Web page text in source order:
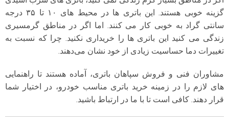
گزینه خوبی هستند. این باتری ها در محیط های ۱۰ تا ۳۵ درجه
سانتی گراد به خوبی کار می کنند. اما اگر در مناطق گرمسیری
زندگی می کنید این باتری ها را خریداری نکنید. چرا که نسبت به
تغییرات دما حساسیت زیادی از خود نشان می‌دهند.
مشاوران فنی و فروش سپاهان باتری، آماده هستند تا راهنمایی
های لازم را در زمینه خرید باتری مناسب خودرو، در اختیار شما
قرار دهند. کافی است تا با ما در ارتباط باشید.